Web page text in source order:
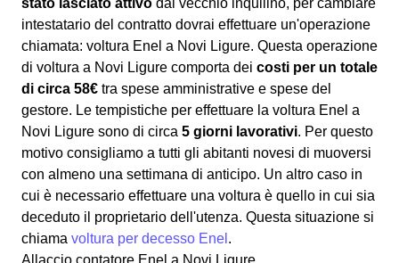
intestatario del contratto dovrai effettuare un'operazione
chiamata: voltura Enel a Novi Ligure. Questa operazione
di voltura a Novi Ligure comporta dei costi per un totale
di circa 58€ tra spese amministrative e spese del
gestore. Le tempistiche per effettuare la voltura Enel a
Novi Ligure sono di circa 5 giorni lavorativi. Per questo
motivo consigliamo a tutti gli abitanti novesi di muoversi
con almeno una settimana di anticipo. Un altro caso in
cui è necessario effettuare una voltura è quello in cui sia
deceduto il proprietario dell'utenza. Questa situazione si
chiama voltura per decesso Enel .
Allaccio contatore Enel a Novi Ligure